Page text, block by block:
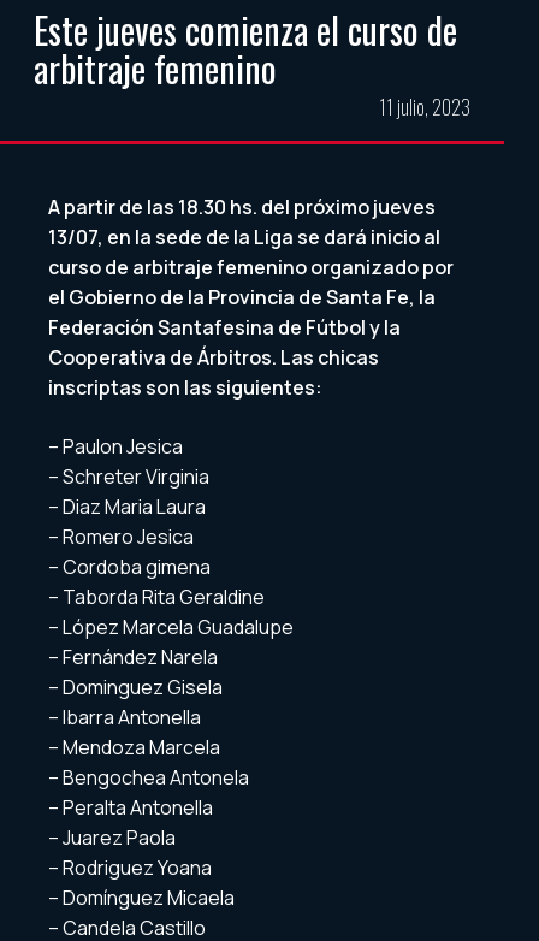
Este jueves comienza el curso de
arbitraje femenino
11 julio, 2023
A partir de las 18.30 hs. del próximo jueves
13/07, en la sede de la Liga se dará inicio al
curso de arbitraje femenino organizado por
el Gobierno de la Provincia de Santa Fe, la
Federación Santafesina de Fútbol y la
Cooperativa de Árbitros. Las chicas
inscriptas son las siguientes:
– Paulon Jesica
– Schreter Virginia
– Diaz Maria Laura
– Romero Jesica
– Cordoba gimena
– Taborda Rita Geraldine
– López Marcela Guadalupe
– Fernández Narela
– Dominguez Gisela
– Ibarra Antonella
– Mendoza Marcela
– Bengochea Antonela
– Peralta Antonella
– Juarez Paola
– Rodriguez Yoana
– Domínguez Micaela
– Candela Castillo